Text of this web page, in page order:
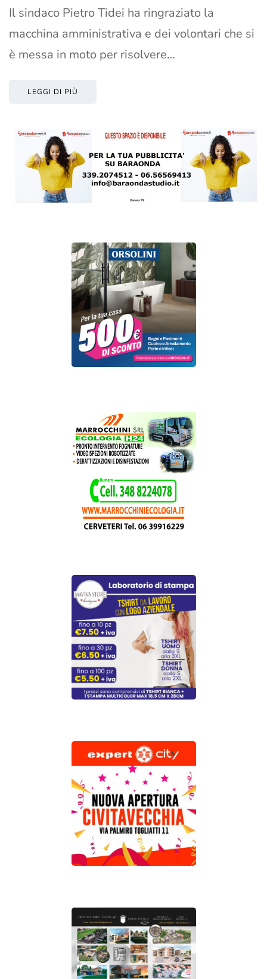
Il sindaco Pietro Tidei ha ringraziato la
macchina amministrativa e dei volontari che si
è messa in moto per risolvere…
LEGGI DI PIÙ